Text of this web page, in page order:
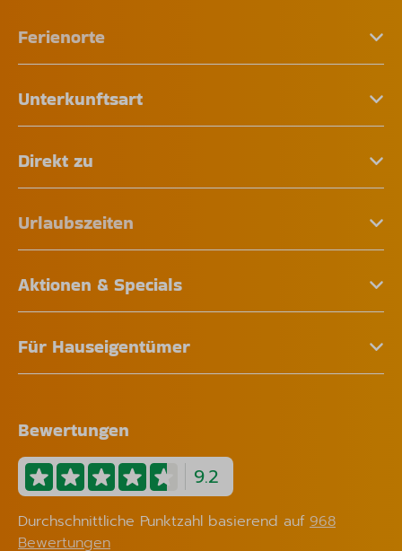
Ferienorte
Unterkunftsart
Direkt zu
Urlaubszeiten
Aktionen & Specials
Für Hauseigentümer
Bewertungen
9.2
Durchschnittliche Punktzahl basierend auf 968
Bewertungen